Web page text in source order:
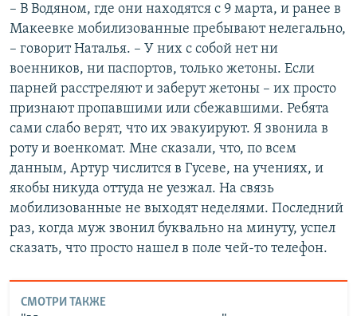
– В Водяном, где они находятся с 9 марта, и ранее в
Макеевке мобилизованные пребывают нелегально,
– говорит Наталья. – У них с собой нет ни
военников, ни паспортов, только жетоны. Если
парней расстреляют и заберут жетоны – их просто
признают пропавшими или сбежавшими. Ребята
сами слабо верят, что их эвакуируют. Я звонила в
роту и военкомат. Мне сказали, что, по всем
данным, Артур числится в Гусеве, на учениях, и
якобы никуда оттуда не уезжал. На связь
мобилизованные не выходят неделями. Последний
раз, когда муж звонил буквально на минуту, успел
сказать, что просто нашел в поле чей-то телефон.
СМОТРИ ТАКЖЕ